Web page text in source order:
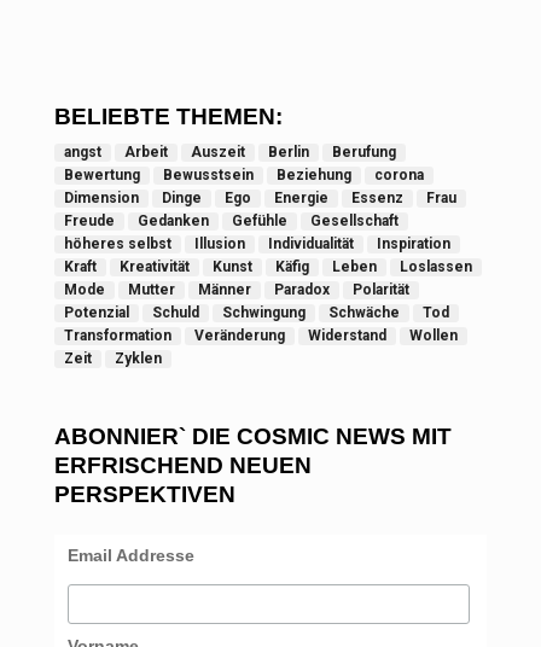
BELIEBTE THEMEN:
angst Arbeit Auszeit Berlin
Berufung
Bewertung
Bewusstsein Beziehung
corona
Dimension
Dinge Ego Energie Essenz
Frau
Freude
Gedanken Gefühle
Gesellschaft
höheres selbst
Illusion Individualität
Inspiration
Kraft
Kreativität Kunst Käfig Leben
Loslassen
Mode
Mutter Männer Paradox
Polarität
Potenzial
Schuld Schwingung Schwäche
Tod
Transformation
Veränderung Widerstand
Wollen
Zeit
Zyklen
ABONNIER` DIE COSMIC NEWS MIT
ERFRISCHEND NEUEN
PERSPEKTIVEN
Email Addresse